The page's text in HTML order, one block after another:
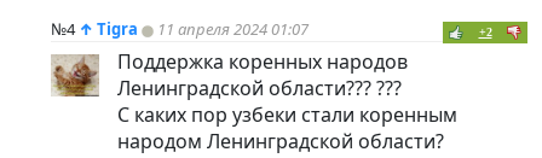
№4 ↑ Tigra 11 апреля 2024 01:07 +2
Поддержка коренных народов
Ленинградской области??? ???
С каких пор узбеки стали коренным
народом Ленинградской области?